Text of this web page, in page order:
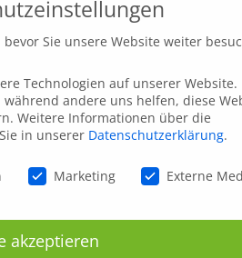
Sie unsere Website weiter
Technologien auf unserer Website.
andere uns helfen, diese
Weitere Informationen über die
in unserer Datenschutzerklärung.
Marketing Externe
akzeptieren